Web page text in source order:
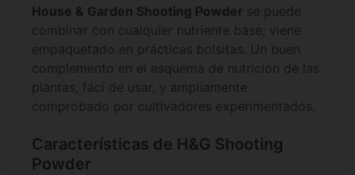
House & Garden Shooting Powder se puede
combinar con cualquier nutriente base; viene
empaquetado en prácticas bolsitas. Un buen
complemento en el esquema de nutrición de las
plantas, fáci de usar, y ampliamente
comprobado por cultivadores experimentados.
Características de H&G Shooting
Powder